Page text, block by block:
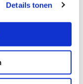
Details tonen
u zelf en dat